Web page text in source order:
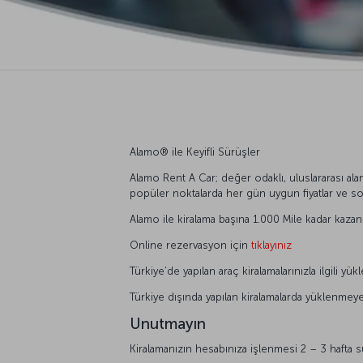
Alamo®️ ile Keyifli Sürüşler
Alamo Rent A Car; değer odaklı, uluslararası
popüler noktalarda her gün uygun fiyatlar ve
Alamo ile kiralama başına 1.000 Mile kadar
Online rezervasyon için tıklayınız
Türkiye’de yapılan araç kiralamalarınızla ilgili
Türkiye dışında yapılan kiralamalarda
Unutmayın
Kiralamanızın hesabınıza işlenmesi 2 – 3